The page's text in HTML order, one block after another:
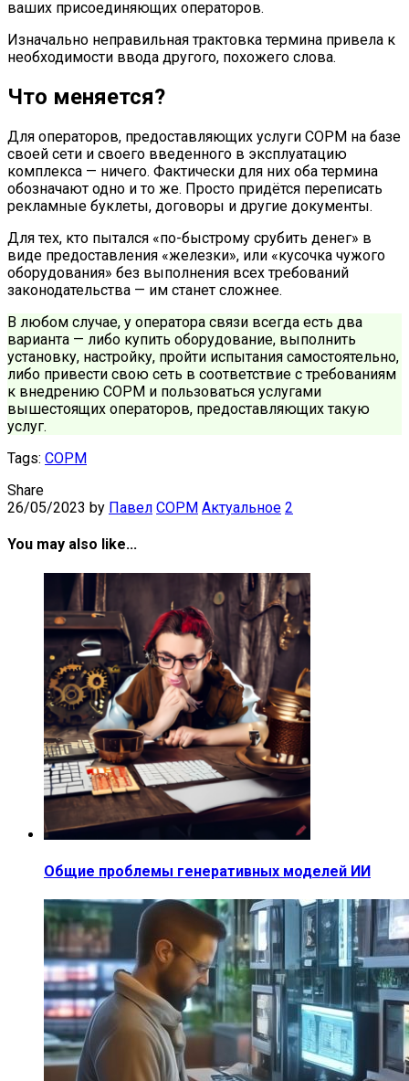
ваших присоединяющих операторов.
Изначально неправильная трактовка термина привела к
необходимости ввода другого, похожего слова.
Что меняется?
Для операторов, предоставляющих услуги СОРМ на базе
своей сети и своего введенного в эксплуатацию
комплекса — ничего. Фактически для них оба термина
обозначают одно и то же. Просто придётся переписать
рекламные буклеты, договоры и другие документы.
Для тех, кто пытался «по-быстрому срубить денег» в
виде предоставления «железки», или «кусочка чужого
оборудования» без выполнения всех требований
законодательства — им станет сложнее.
В любом случае, у оператора связи всегда есть два
варианта — либо купить оборудование, выполнить
установку, настройку, пройти испытания самостоятельно,
либо привести свою сеть в соответствие с требованиям
к внедрению СОРМ и пользоваться услугами
вышестоящих операторов, предоставляющих такую
услуг.
Tags: СОРМ
Share
26/05/2023 by Павел СОРМ Актуальное 2
You may also like...
Общие проблемы генеративных моделей ИИ